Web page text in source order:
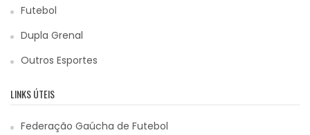
Futebol
Dupla Grenal
Outros Esportes
LINKS ÚTEIS
Federação Gaúcha de Futebol